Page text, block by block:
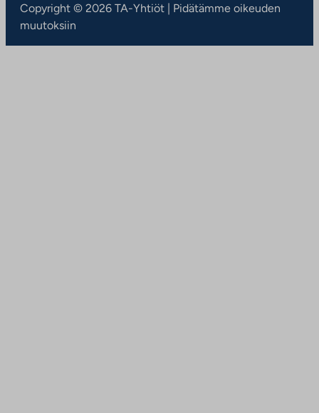
Copyright © 2026 TA-Yhtiöt | Pidätämme oikeuden
muutoksiin